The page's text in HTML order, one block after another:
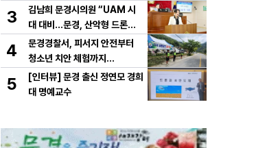
마무리
3
김남희 문경시의원 “UAM 시
대 대비…문경, 산악형 드론산
업 중심도시로 도약해야”
4
문경경찰서, 피서지 안전부터
청소년 치안 체험까지…
5
[인터뷰] 문경 출신 정연모 경희
대 명예교수